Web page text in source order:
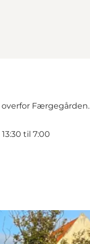
overfor Færgegården.
til 7:00